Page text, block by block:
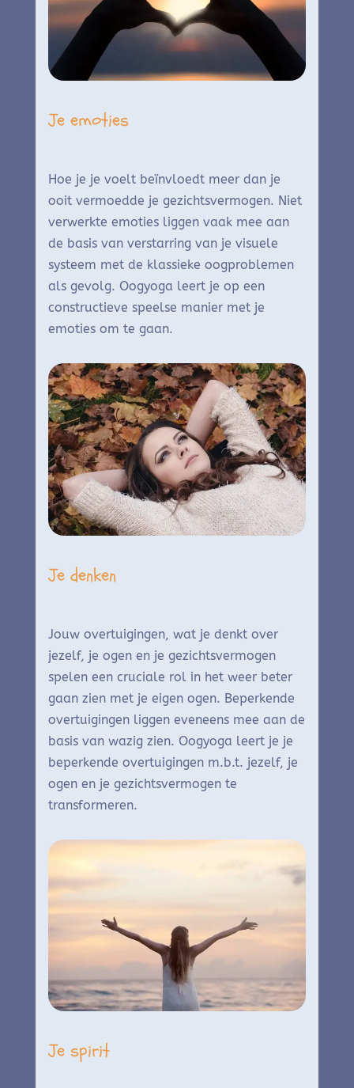
Je emoties
Hoe je je voelt beïnvloedt meer dan je
ooit vermoedde je gezichtsvermogen. Niet
verwerkte emoties liggen vaak mee aan
de basis van verstarring van je visuele
systeem met de klassieke oogproblemen
als gevolg. Oogyoga leert je op een
constructieve speelse manier met je
emoties om te gaan.
Je denken
Jouw overtuigingen, wat je denkt over
jezelf, je ogen en je gezichtsvermogen
spelen een cruciale rol in het weer beter
gaan zien met je eigen ogen. Beperkende
overtuigingen liggen eveneens mee aan de
basis van wazig zien. Oogyoga leert je je
beperkende overtuigingen m.b.t. jezelf, je
ogen en je gezichtsvermogen te
transformeren.
Je spirit